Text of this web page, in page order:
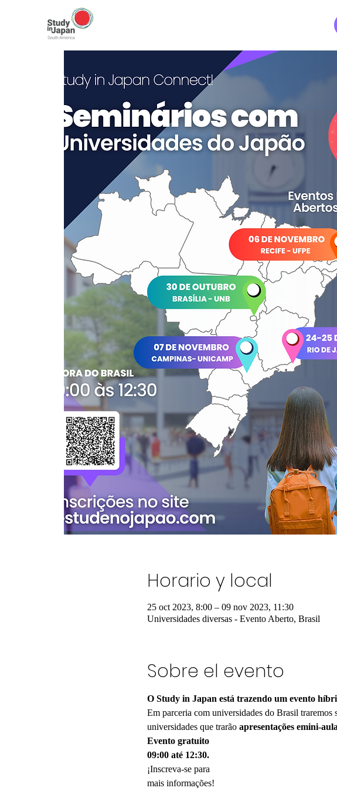
Horario y local
25 oct 2023, 8:00 – 09 nov 2023, 11:30
Universidades diversas - Evento Aberto, Brasil
Sobre el evento
O Study in Japan está trazendo um evento
Em parceria com universidades do Brasil traremos
universidades que trarão apresentações emini-
Evento gratuito
09:00 até 12:30.
¡Inscreva-se para
mais informações!